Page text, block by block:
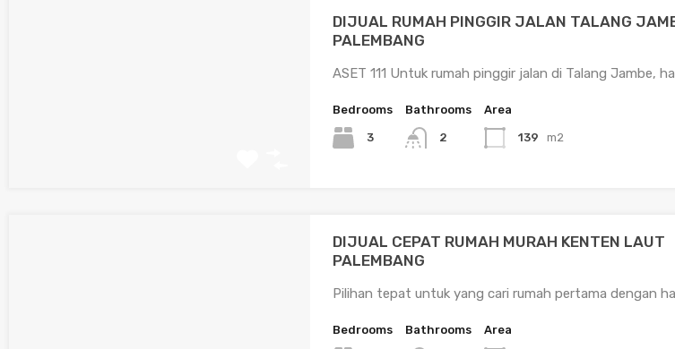
DIJUAL RUMAH PINGGIR JALAN TALANG
PALEMBANG
ASET 111 Untuk rumah pinggir jalan di Talang Jambe,
Bedrooms
3
Bathrooms
2
Area
139 m2
DIJUAL CEPAT RUMAH MURAH KENTEN LAUT
PALEMBANG
Pilihan tepat untuk yang cari rumah pertama dengan
Bedrooms Bathrooms Area